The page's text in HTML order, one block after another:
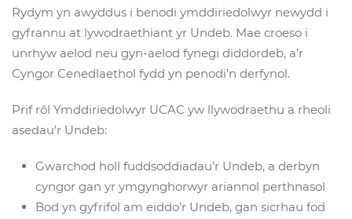
Rydym yn awyddus i benodi ymddiriedolwyr newydd i
gyfrannu at lywodraethiant yr Undeb. Mae croeso i
unrhyw aelod neu gyn-aelod fynegi diddordeb, a’r
Cyngor Cenedlaethol fydd yn penodi’n derfynol.
Prif rôl Ymddiriedolwyr UCAC yw llywodraethu a rheoli
asedau’r Undeb:
Gwarchod holl fuddsoddiadau’r Undeb, a derbyn
cyngor gan yr ymgynghorwyr ariannol perthnasol
Bod yn gyfrifol am eiddo’r Undeb, gan sicrhau fod